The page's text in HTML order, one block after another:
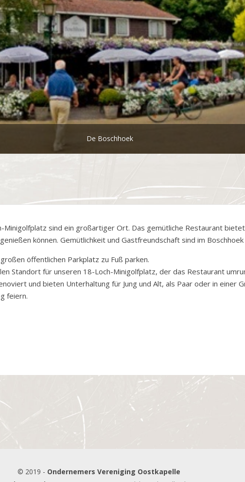
De Boschhoek
sind ein großartiger Ort. Das gemütliche Restaurant
können. Gemütlichkeit und Gastfreundschaft sind im
öffentlichen Parkplatz zu Fuß parken.
Standort für unseren 18-Loch-Minigolfplatz, der das Restaurant
und bieten Unterhaltung für Jung und Alt, als Paar oder in einer
feiern.
© 2019 - Ondernemers Vereniging Oostkapelle